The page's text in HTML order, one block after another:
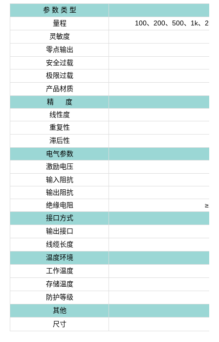
参 数 类 型
量程
100、200、500、1k、2k
灵敏度
零点输出
安全过载
极限过载
产品材质
精 度
线性度
重复性
滞后性
电气参数
激励电压
输入阻抗
输出阻抗
绝缘电阻
接口方式
输出接口
线缆长度
温度环境
工作温度
存储温度
防护等级
其他
尺寸